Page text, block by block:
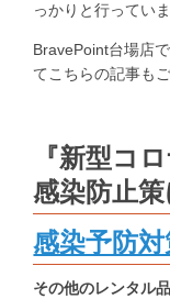
っかりと行ってい
BravePoint台場店
てこちらの記事も
『新型コ
感染防止
感染予防
その他のレンタル